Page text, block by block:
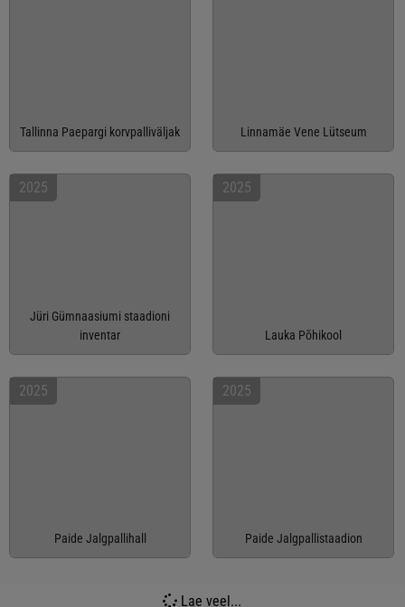
Tallinna Paepargi korvpalliväljak Linnamäe Vene Lütseum
2025
Jüri Gümnaasiumi staadioni
inventar
2025
Lauka Põhikool
2025
Paide Jalgpallihall
2025
Paide Jalgpallistaadion
Lae veel...